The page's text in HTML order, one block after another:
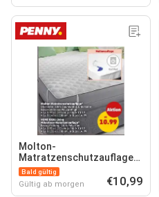
Molton-
Matratzenschutzauflage*
HOME IDEAS Living
Mikrofaser-
Matratzenauflage*
Bald gültig
Gültig ab morgen €10,99